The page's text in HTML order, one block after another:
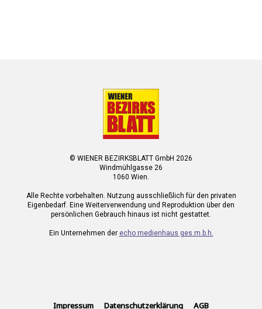
© WIENER BEZIRKSBLATT GmbH 2026
Windmühlgasse 26
1060 Wien.
Alle Rechte vorbehalten. Nutzung ausschließlich für den privaten
Eigenbedarf. Eine Weiterverwendung und Reproduktion über den
persönlichen Gebrauch hinaus ist nicht gestattet.
Ein Unternehmen der echo medienhaus ges.m.b.h.
Impressum Datenschutzerklärung AGB